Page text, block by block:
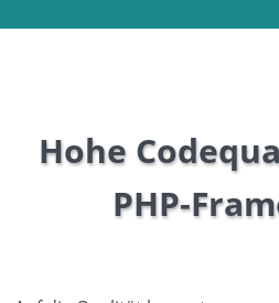
Hohe
PHP-